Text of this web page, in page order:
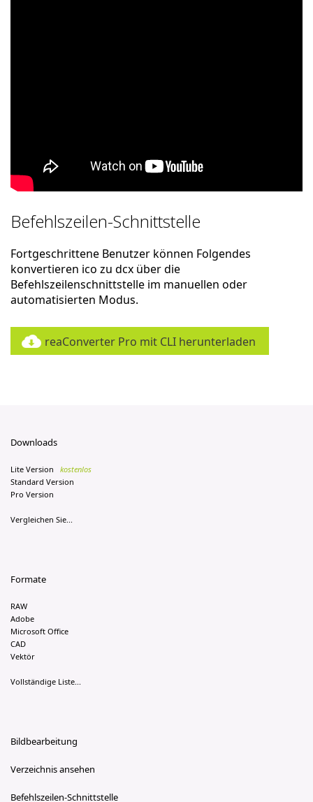
Befehlszeilen-Schnittstelle
Fortgeschrittene Benutzer können Folgendes
konvertieren ico zu dcx über die
Befehlszeilenschnittstelle im manuellen oder
automatisierten Modus.
reaConverter Pro mit CLI herunterladen
Downloads
Lite Version
kostenlos
Standard Version
Pro Version
Vergleichen Sie...
Formate
RAW
Adobe
Microsoft Office
CAD
Vektör
Vollständige Liste...
Bildbearbeitung
Verzeichnis ansehen
Befehlszeilen-Schnittstelle